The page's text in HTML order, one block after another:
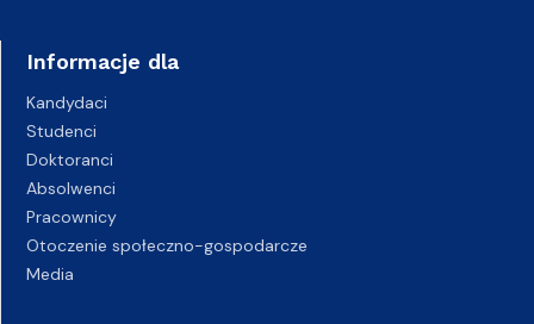
Informacje dla
Kandydaci
Studenci
Doktoranci
Absolwenci
Pracownicy
Otoczenie społeczno-gospodarcze
Media